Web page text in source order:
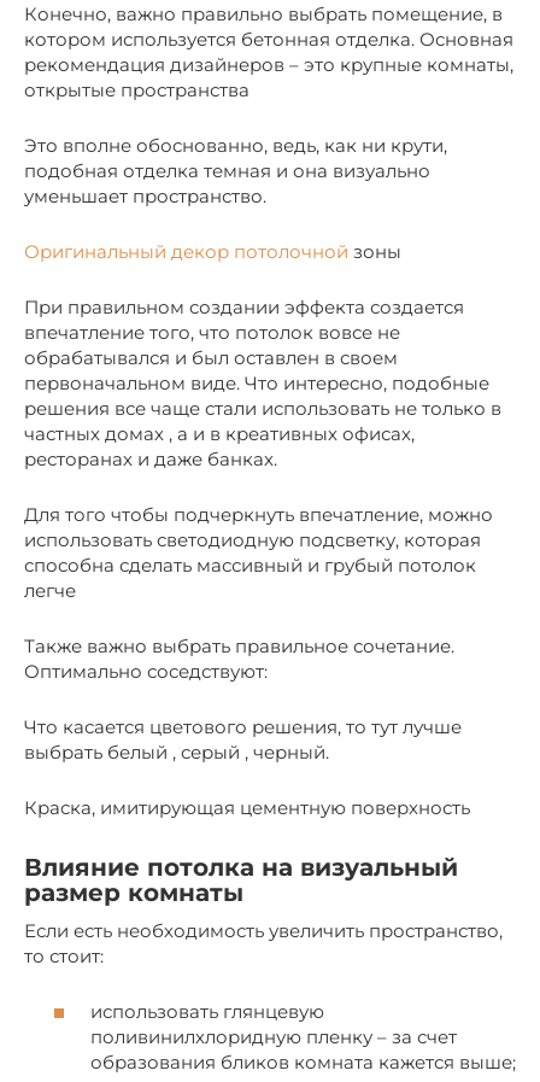
Конечно, важно правильно выбрать помещение, в
котором используется бетонная отделка. Основная
рекомендация дизайнеров – это крупные комнаты,
открытые пространства
Это вполне обоснованно, ведь, как ни крути,
подобная отделка темная и она визуально
уменьшает пространство.
Оригинальный декор потолочной зоны
При правильном создании эффекта создается
впечатление того, что потолок вовсе не
обрабатывался и был оставлен в своем
первоначальном виде. Что интересно, подобные
решения все чаще стали использовать не только в
частных домах , а и в креативных офисах,
ресторанах и даже банках.
Для того чтобы подчеркнуть впечатление, можно
использовать светодиодную подсветку, которая
способна сделать массивный и грубый потолок
легче
Также важно выбрать правильное сочетание.
Оптимально соседствуют:
Что касается цветового решения, то тут лучше
выбрать белый , серый , черный.
Краска, имитирующая цементную поверхность
Влияние потолка на визуальный
размер комнаты
Если есть необходимость увеличить пространство,
то стоит:
использовать глянцевую
поливинилхлоридную пленку – за счет
образования бликов комната кажется выше;